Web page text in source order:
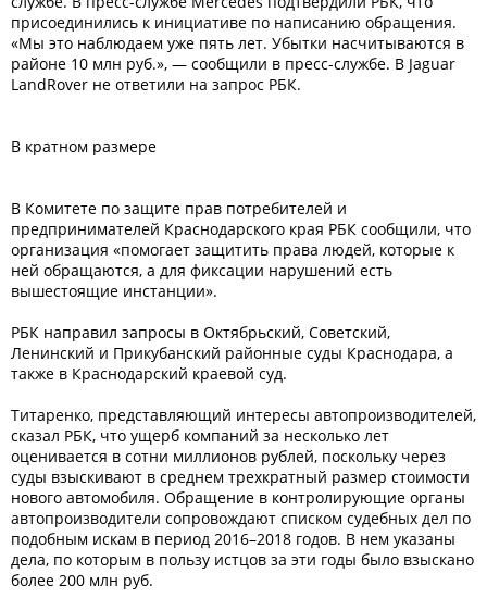
присоединились к инициативе по написанию обращения.
«Мы это наблюдаем уже пять лет. Убытки насчитываются в
районе 10 млн руб.», — сообщили в пресс-службе. В Jaguar
LandRover не ответили на запрос РБК.
В кратном размере
В Комитете по защите прав потребителей и
предпринимателей Краснодарского края РБК сообщили, что
организация «помогает защитить права людей, которые к
ней обращаются, а для фиксации нарушений есть
вышестоящие инстанции».
РБК направил запросы в Октябрьский, Советский,
Ленинский и Прикубанский районные суды Краснодара, а
также в Краснодарский краевой суд.
Титаренко, представляющий интересы автопроизводителей,
сказал РБК, что ущерб компаний за несколько лет
оценивается в сотни миллионов рублей, поскольку через
суды взыскивают в среднем трехкратный размер стоимости
нового автомобиля. Обращение в контролирующие органы
автопроизводители сопровождают списком судебных дел по
подобным искам в период 2016–2018 годов. В нем указаны
дела, по которым в пользу истцов за эти годы было взыскано
более 200 млн руб.